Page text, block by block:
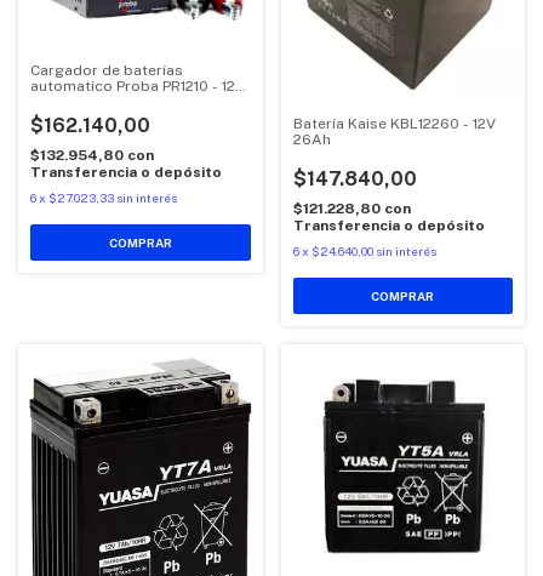
Cargador de baterías
automatico Proba PR1210 - 12V
$162.140,00
$132.954,80 con
Transferencia o depósito
6x $27.023,33 sin interés
Batería Kaise KBL12260 - 12V
26Ah
$147.840,00
$121.228,80 con
Transferencia o depósito
6 x $24.640,00 sin interés